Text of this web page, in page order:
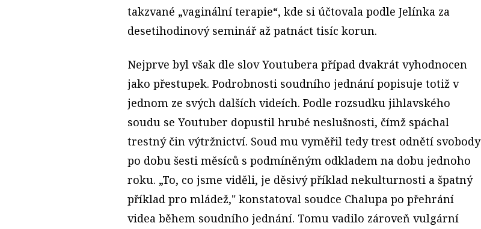
takzvané „vaginální terapie“, kde si účtovala podle Jelínka za
desetihodinový seminář až patnáct tisíc korun.
Nejprve byl však dle slov Youtubera případ dvakrát vyhodnocen
jako přestupek. Podrobnosti soudního jednání popisuje totiž v
jednom ze svých dalších videích. Podle rozsudku jihlavského
soudu se Youtuber dopustil hrubé neslušnosti, čímž spáchal
trestný čin výtržnictví. Soud mu vyměřil tedy trest odnětí svobody
po dobu šesti měsíců s podmíněným odkladem na dobu jednoho
roku. „To, co jsme viděli, je děsivý příklad nekulturnosti a špatný
příklad pro mládež," konstatoval soudce Chalupa po přehrání
videa během soudního jednání. Tomu vadilo zároveň vulgární